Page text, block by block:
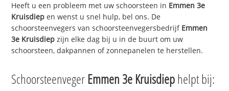
Heeft u een probleem met uw schoorsteen in Emmen 3e
Kruisdiep en wenst u snel hulp, bel ons. De
schoorsteenvegers van schoorsteenvegersbedrijf Emmen
3e Kruisdiep zijn elke dag bij u in de buurt om uw
schoorsteen, dakpannen of zonnepanelen te herstellen.
Schoorsteenveger Emmen 3e Kruisdiephelpt bij: